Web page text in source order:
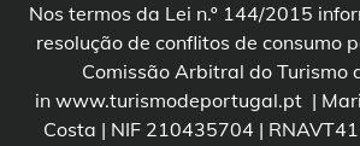
Nos termos da Lei n.º 144/2015
resolução de conflitos de consumo
Comissão Arbitral do Turismo
in www.turismodeportugal.pt |
Costa | NIF 210435704 |